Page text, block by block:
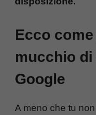
Ecco
mucchio
Google
A meno che tu